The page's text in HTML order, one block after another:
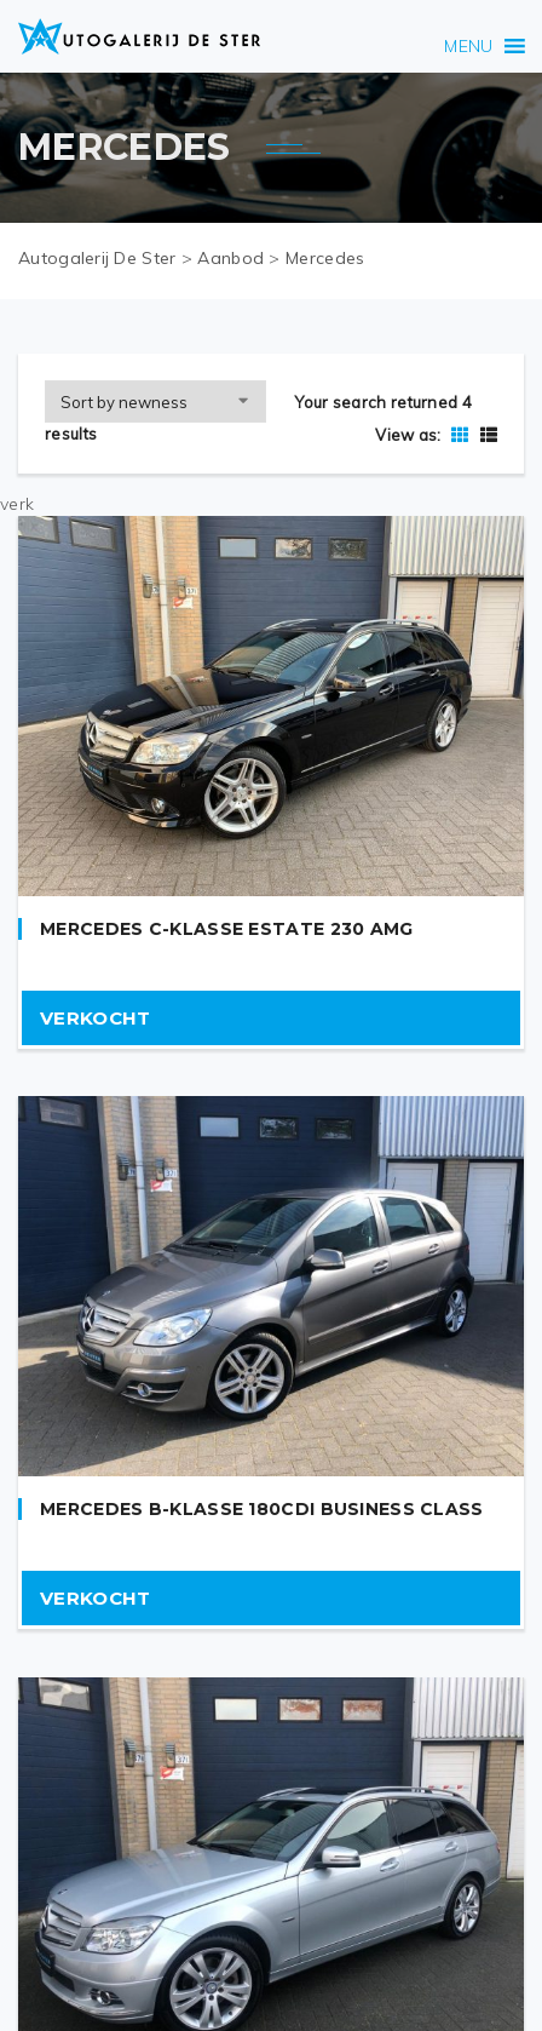
MENU
MERCEDES
Autogalerij De Ster >Aanbod >Mercedes
Your search returned 4
results
View as:
verk
MERCEDES C-KLASSE ESTATE 230 AMG
VERKOCHT
MERCEDES B-KLASSE 180CDI BUSINESS CLASS
VERKOCHT